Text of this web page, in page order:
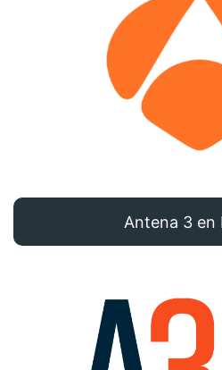
Antena 3 en